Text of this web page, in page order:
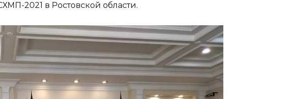
2021 в Ростовской области.